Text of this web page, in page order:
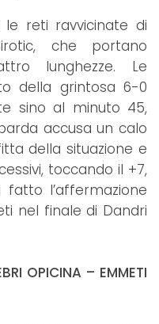
le reti ravvicinate di
che portano
lunghezze. Le
della grintosa 6-0
sino al minuto 45,
accusa un calo
della situazione e
toccando il +7,
l’affermazione
nel finale di Dandri
OPICINA – EMMETI